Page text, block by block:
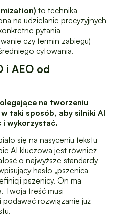
to technika
na udzielanie precyzyjnych
pytania
czy termin zabiegu)
cytowania.
i AEO od
na tworzeniu
taki sposób, aby silniki AI
i wykorzystać.
się na nasyceniu tekstu
AI kluczowa jest również
o najwyższe standardy
hasło „pszenica
pszenicy. On ma
Twoja treść musi
rozwiązanie już